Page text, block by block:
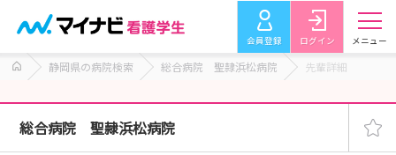
会員登録 ログイン メニュー
静岡県の病院検索 総合病院 聖隷浜松病院 先輩詳細
総合病院 聖隷浜松病院